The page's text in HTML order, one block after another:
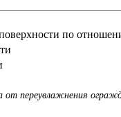
по
переувлажнения